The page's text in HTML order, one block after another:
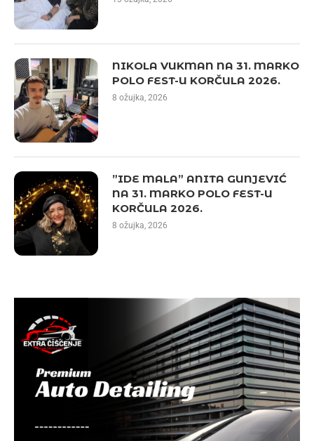
NIKOLA VUKMAN NA 31. MARKO
POLO FEST-U KORČULA 2026.
8 ožujka, 2026
”IDE MALA” ANITA GUNJEVIĆ
NA 31. MARKO POLO FEST-U
KORČULA 2026.
8 ožujka, 2026